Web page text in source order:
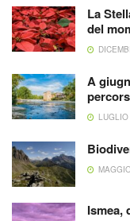
La
del
A
Ismea,